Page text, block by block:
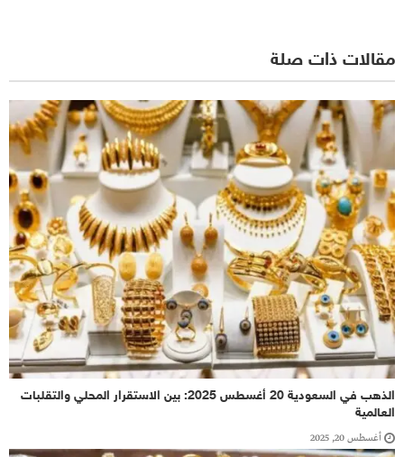
مقالات ذات صلة
الذهب في السعودية 20 أغسطس 2025: بين الاستقرار المحلي والتقلبات
العالمية
أغسطس 20, 2025